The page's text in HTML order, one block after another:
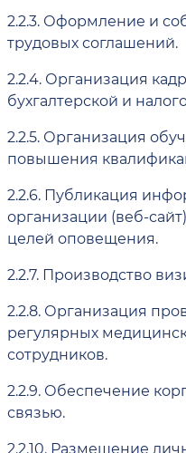
2.2.3. Оформление и
трудовых соглашений.
2.2.4. Организация
бухгалтерской и
2.2.5. Организация
повышения
2.2.6. Публикация
организации (веб-
целей оповещения.
2.2.7. Производство
2.2.8. Организация
регулярных
сотрудников.
2.2.9. Обеспечение
связью.
2.2.10. Размещение